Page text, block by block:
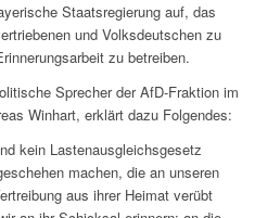
Staatsregierung auf, das
und Volksdeutschen zu
zu betreiben.
Sprecher der AfD-Fraktion im
Winhart, erklärt dazu Folgendes:
kein Lastenausgleichsgesetz
machen, die an unseren
aus ihrer Heimat verübt